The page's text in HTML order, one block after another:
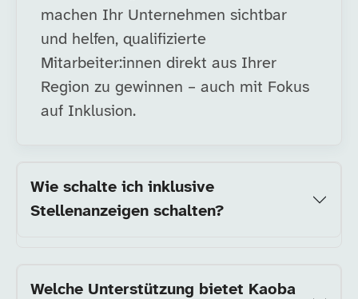
machen Ihr Unternehmen sichtbar
und helfen, qualifizierte
Mitarbeiter:innen direkt aus Ihrer
Region zu gewinnen – auch mit Fokus
auf Inklusion.
Wie schalte ich inklusive
Stellenanzeigen schalten?
Welche Unterstützung bietet Kaoba